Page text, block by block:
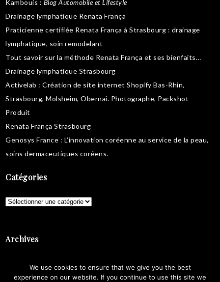
Kambouis : Blog Automobile et Lifestyle
Drainage lymphatique Renata França
Praticienne certifiée Renata França à Strasbourg : drainage
lymphatique, soin remodelant
Tout savoir sur la méthode Renata França et ses bienfaits…
Drainage lymphatique Strasbourg
Activelab : Création de site internet Shopify Bas-Rhin,
Strasbourg, Molsheim, Obernai. Photographe, Packshot
Produit
Renata França Strasbourg
Genosys France : L’innovation coréenne au service de la peau,
soins dermaceutiques coréens.
Catégories
Catégories
Archives
We use cookies to ensure that we give you the best
experience on our website. If you continue to use this site we